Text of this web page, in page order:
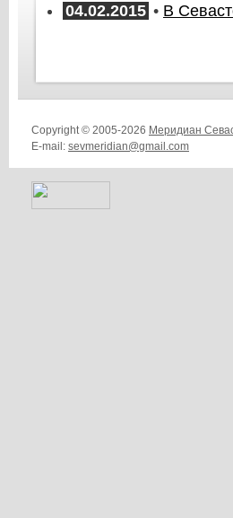
04.02.2015 • В
Copyright © 2005-2026 Меридиан
E-mail: sevmeridian@gmail.com